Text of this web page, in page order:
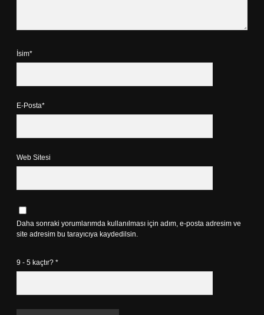
İsim*
E-Posta*
Web Sitesi
Daha sonraki yorumlarımda kullanılması için adım, e-posta adresim ve
site adresim bu tarayıcıya kaydedilsin.
9 - 5 kaçtır? *